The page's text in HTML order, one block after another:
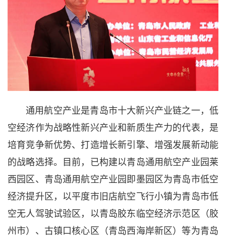
通用航空产业是青岛市十大新兴产业链之一，低
空经济作为战略性新兴产业和新质生产力的代表，是
培育竞争新优势、打造增长新引擎、增强发展新动能
的战略选择。目前，已构建以青岛通用航空产业园莱
西园区、青岛通用航空产业园即墨园区为青岛市低空
经济提升区，以平度市旧店航空飞行小镇为青岛市低
空无人驾驶试验区，以青岛胶东临空经济示范区（胶
州市）、古镇口核心区（青岛西海岸新区）等为青岛